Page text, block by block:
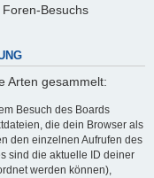
Besuchs
Arten gesammelt:
Besuch des Boards
die dein Browser als
den einzelnen Aufrufen des
sind die aktuelle ID deiner
werden können),